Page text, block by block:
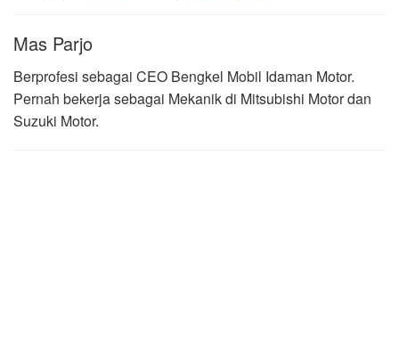
Mas Parjo
Berprofesi sebagai CEO Bengkel Mobil Idaman Motor.
Pernah bekerja sebagai Mekanik di Mitsubishi Motor dan
Suzuki Motor.